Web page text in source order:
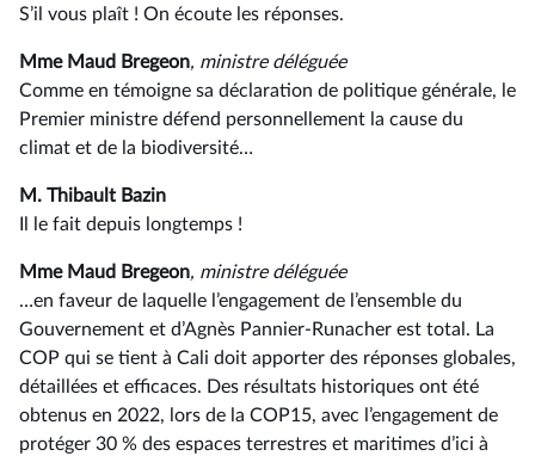
S’il vous plaît ! On écoute les réponses.
Mme Maud Bregeon, ministre déléguée
Comme en témoigne sa déclaration de politique générale, le
Premier ministre défend personnellement la cause du
climat et de la biodiversité…
M. Thibault Bazin
Il le fait depuis longtemps !
Mme Maud Bregeon, ministre déléguée
…en faveur de laquelle l’engagement de l’ensemble du
Gouvernement et d’Agnès Pannier-Runacher est total. La
COP qui se tient à Cali doit apporter des réponses globales,
détaillées et efficaces. Des résultats historiques ont été
obtenus en 2022, lors de la COP15, avec l’engagement de
protéger 30 % des espaces terrestres et maritimes d’ici à